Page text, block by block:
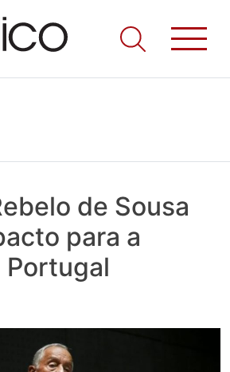
Todos os Médicos. Onde as notícias
o que se passa na Saúde!
de Sousa
para a
Portugal